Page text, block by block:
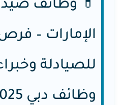
الإمارات –
للصيادلة
وظائف دبي 2025